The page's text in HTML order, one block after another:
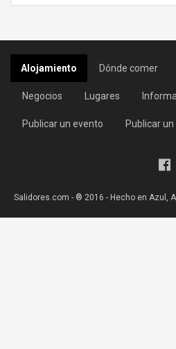
Alojamiento Dónde comer
Negocios Lugares
Publicar un evento Publicar
Salidores.com - ® 2016 - Hecho en Azul,